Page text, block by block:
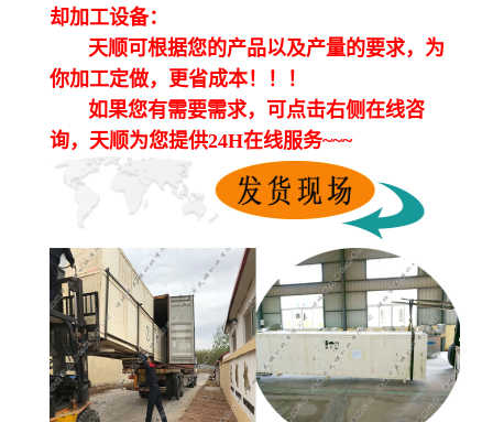
却加工设备：
天顺可根据您的产品以及产量的要求，为
你加工定做，更省成本！！！
如果您有需要需求，可点击右侧在线咨
询，天顺为您提供24H在线服务~~~